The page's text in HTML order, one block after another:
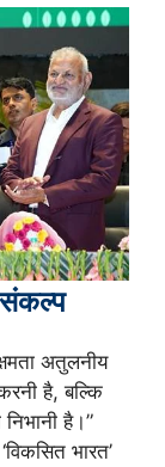
अतुलनीय
है, बल्कि
है।”
भारत’